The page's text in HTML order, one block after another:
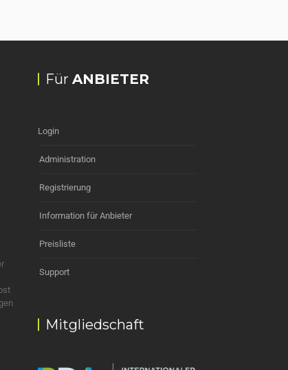
Für ANBIETER
Login
Administration
Registrierung
Information für Anbieter
Preisliste
Support
Mitgliedschaft